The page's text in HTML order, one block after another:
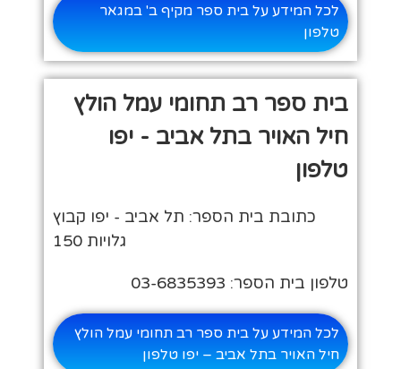
לכל המידע על בית ספר מקיף ב' במגאר
טלפון
בית ספר רב תחומי עמל הולץ
חיל האויר בתל אביב - יפו
טלפון
כתובת בית הספר: תל אביב - יפו קבוץ
גלויות 150
טלפון בית הספר: 03-6835393
לכל המידע על בית ספר רב תחומי עמל הולץ
חיל האויר בתל אביב – יפו טלפון